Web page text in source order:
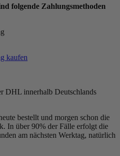
folgende Zahlungsmethoden
kaufen
DHL innerhalb Deutschlands
bestellt und morgen schon die
In über 90% der Fälle erfolgt die
am nächsten Werktag, natürlich